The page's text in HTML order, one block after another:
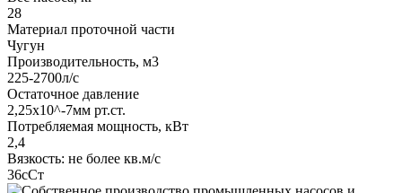
28
Материал проточной части
Чугун
Производительность, м3
225-2700л/с
Остаточное давление
2,25х10^-7мм рт.ст.
Потребляемая мощность, кВт
2,4
Вязкость: не более кв.м/с
36сСт